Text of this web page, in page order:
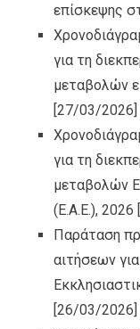
επίσκεψης
για τη
μεταβολών
[27/03/2026]
για τη
μεταβολών
(Ε.Α.Ε.), 2026
Παράταση
αιτήσεων
[26/03/2026]